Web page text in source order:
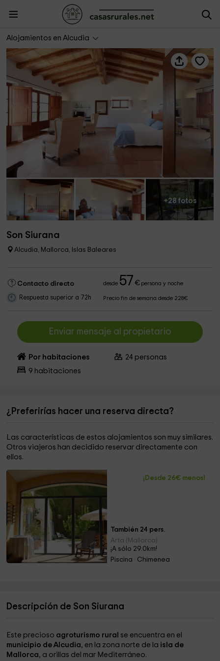
Alojamientos en Alcudia
+28 fotos
Son Siurana
Alcudia, Mallorca, Islas Baleares
Contacto directo desde 57 €persona y noche
Respuesta superior a 72h Precio fin de semana desde 228€
Enviar mensaje al propietario
Por habitaciones 24 personas
9 habitaciones
¿Preferirías hacer una reserva directa?
Las características de estos alojamientos son muy similares.
Otros viajeros han decidido reservar directamente con
ellos.
¡Desde 26€ menos!
También 24 pers.
Arta (Mallorca)
¡A sólo 29.0km!
Piscina · Chimenea
Descripción de Son Siurana
Este precioso agroturismo rural se encuentra en el
municipio de Alcudia, en la zona norte de la isla de
Mallorca, a orillas del mar Mediterráneo.